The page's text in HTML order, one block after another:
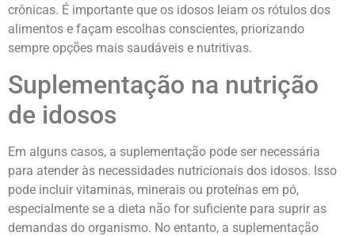
crônicas. É importante que os idosos leiam os rótulos dos
alimentos e façam escolhas conscientes, priorizando
sempre opções mais saudáveis e nutritivas.
Suplementação na nutrição
de idosos
Em alguns casos, a suplementação pode ser necessária
para atender às necessidades nutricionais dos idosos. Isso
pode incluir vitaminas, minerais ou proteínas em pó,
especialmente se a dieta não for suficiente para suprir as
demandas do organismo. No entanto, a suplementação